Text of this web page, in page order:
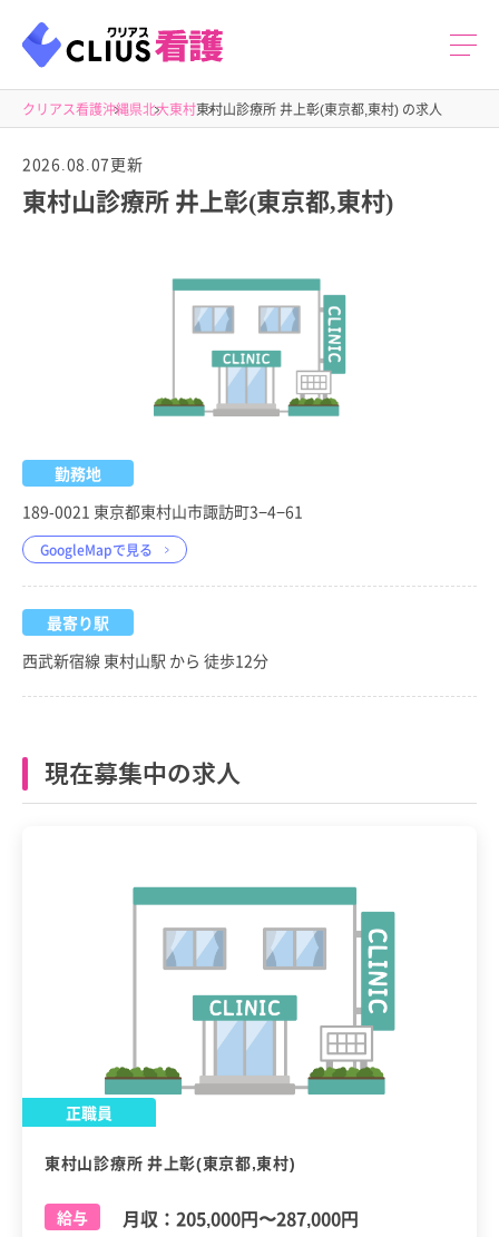
クリアス看護沖縄県北大東村東村山診療所 井上彰(東京都,東村) の求人
2026.08.07更新
東村山診療所 井上彰(東京都,東村)
勤務地
189-0021 東京都東村山市諏訪町3−4−61
GoogleMapで見る
最寄り駅
西武新宿線 東村山駅 から 徒歩12分
現在募集中の求人
正職員
東村山診療所 井上彰(東京都,東村)
給与 月収： 205,000円〜287,000円